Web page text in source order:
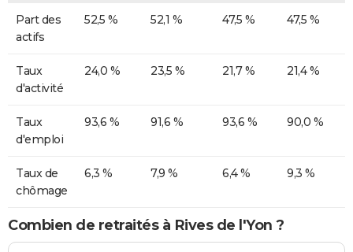
Part des
actifs
52,5 % 52,1 % 47,5 % 47,5 %
Taux
d'activité
24,0 % 23,5 % 21,7 % 21,4 %
Taux
d'emploi
93,6 % 91,6 % 93,6 % 90,0 %
Taux de
chômage
6,3 % 7,9 % 6,4 % 9,3 %
Combien de retraités à Rives de l'Yon ?